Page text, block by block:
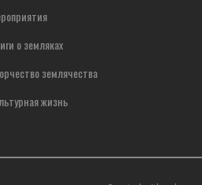
о земляках
землячества
жизнь